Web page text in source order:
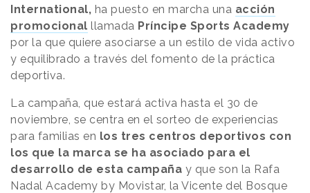
International, ha puesto en marcha una acción
promocional llamada Príncipe Sports Academy
por la que quiere asociarse a un estilo de vida activo
y equilibrado a través del fomento de la práctica
deportiva.
La campaña, que estará activa hasta el 30 de
noviembre, se centra en el sorteo de experiencias
para familias en los tres centros deportivos con
los que la marca se ha asociado para el
desarrollo de esta campaña y que son la Rafa
Nadal Academy by Movistar, la Vicente del Bosque